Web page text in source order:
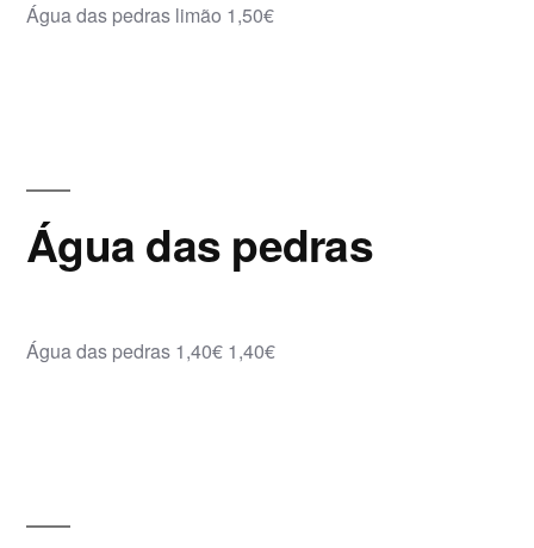
Água das pedras limão 1,50€
Água das pedras
Água das pedras 1,40€ 1,40€